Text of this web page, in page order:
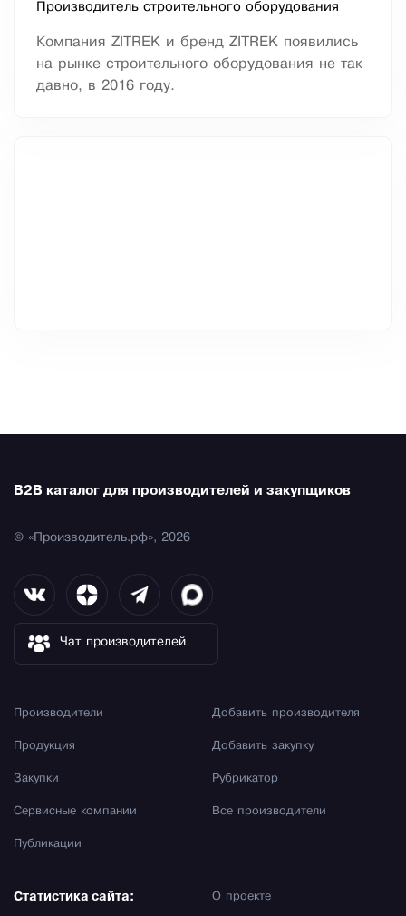
Производитель строительного оборудования
Компания ZITREK и бренд ZITREK появились
на рынке строительного оборудования не так
давно, в 2016 году.
B2B каталог для производителей и закупщиков
© «Производитель.рф», 2026
Чат производителей
Производители
Продукция
Закупки
Сервисные компании
Публикации
Добавить производителя
Добавить закупку
Рубрикатор
Все производители
О проекте
Статистика сайта: